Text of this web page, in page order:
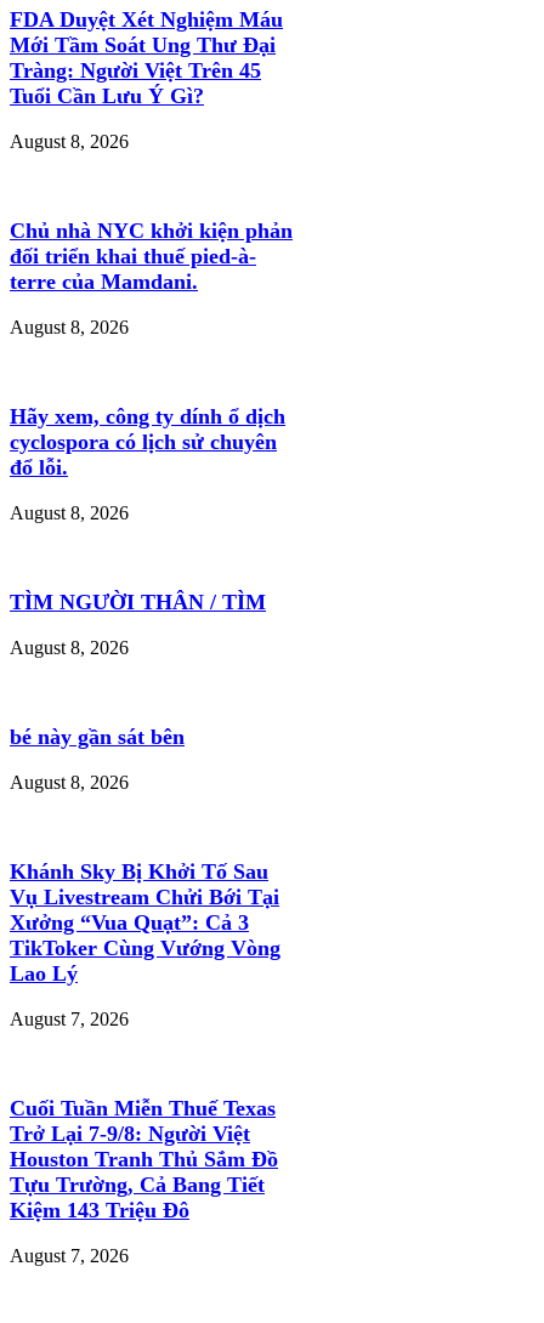
FDA Duyệt Xét Nghiệm Máu
Mới Tầm Soát Ung Thư Đại
Tràng: Người Việt Trên 45
Tuổi Cần Lưu Ý Gì?
August 8, 2026
Chủ nhà NYC khởi kiện phản
đối triển khai thuế pied-à-
terre của Mamdani.
August 8, 2026
Hãy xem, công ty dính ổ dịch
cyclospora có lịch sử chuyên
đổ lỗi.
August 8, 2026
TÌM NGƯỜI THÂN / TÌM
August 8, 2026
bé này gần sát bên
August 8, 2026
Khánh Sky Bị Khởi Tố Sau
Vụ Livestream Chửi Bới Tại
Xưởng “Vua Quạt”: Cả 3
TikToker Cùng Vướng Vòng
Lao Lý
August 7, 2026
Cuối Tuần Miễn Thuế Texas
Trở Lại 7-9/8: Người Việt
Houston Tranh Thủ Sắm Đồ
Tựu Trường, Cả Bang Tiết
Kiệm 143 Triệu Đô
August 7, 2026